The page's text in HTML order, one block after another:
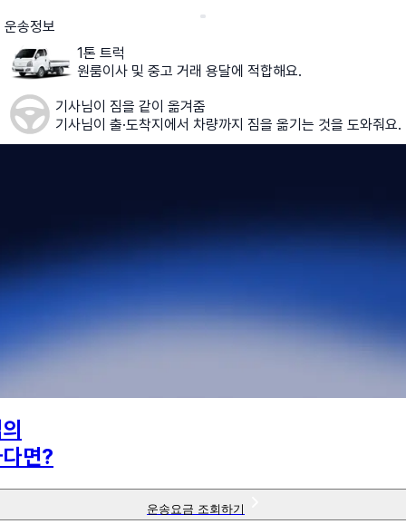
운송정보
1톤 트럭
원룸이사 및 중고 거래 용달에 적합해요.
기사님이 짐을 같이 옮겨줌
기사님이 출·도착지에서 차량까지 짐을 옮기는 것을 도와줘요.
면?
운송요금 조회하기